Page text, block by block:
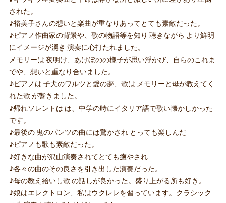
された。
♪裕美子さんの想いと楽曲が重なりあってとても素敵だった。
♪ピアノ作曲家の背景や、歌の物語等を知り 聴きながら より鮮明
にイメージが湧き 演奏に心打たれました。
メモリーは 夜明け、あけぼのの様子が思い浮かび、自らのこれま
でや、想いと重なり合いました。
♪ピアノは 子犬のワルツと愛の夢、歌は メモリーと母が教えてく
れた歌 が響きました。
♪帰れソレントは は、中学の時にイタリア語で歌い懐かしかった
です。
♪最後の 鬼のパンツの曲には驚かされ とっても楽しんだ
♪ピアノも歌も素敵だった。
♪好きな曲が沢山演奏されてとても癒やされ
♪各々の曲のその良さを引き出した演奏だった。
♪母の教え給いし歌 の話しが良かった。盛り上がる所も好き。
♪娘はエレクトロン、私はウクレレを習っています。クラシック